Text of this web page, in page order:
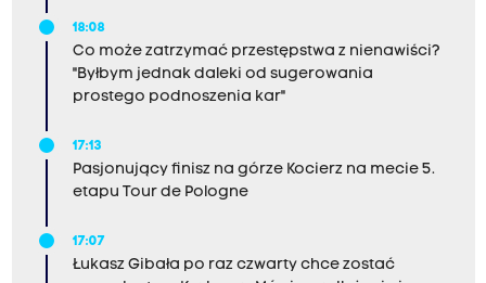
18:08
Co może zatrzymać przestępstwa z nienawiści?
"Byłbym jednak daleki od sugerowania
prostego podnoszenia kar"
17:13
Pasjonujący finisz na górze Kocierz na mecie 5.
etapu Tour de Pologne
17:07
Łukasz Gibała po raz czwarty chce zostać